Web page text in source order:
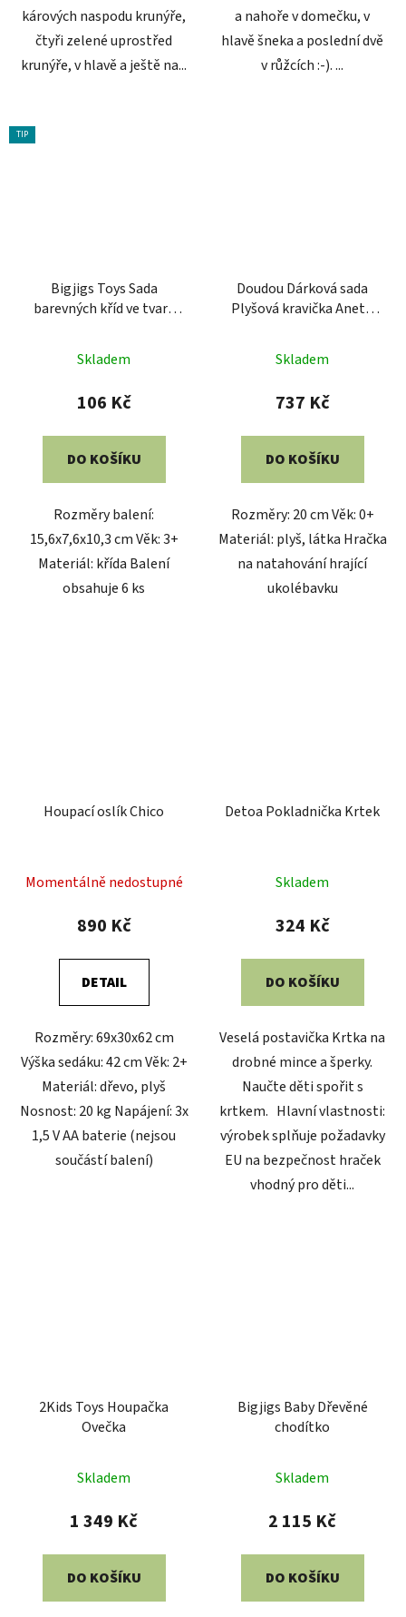
kárových naspodu krunýře,
čtyři zelené uprostřed
krunýře, v hlavě a ještě na...
a nahoře v domečku, v
hlavě šneka a poslední dvě
v růžcích :-). ...
TIP
Bigjigs Toys Sada
barevných kříd ve tvaru
Skladem
106 Kč
DO KOŠÍKU
Rozměry balení:
15,6x7,6x10,3 cm Věk: 3+
Materiál: křída Balení
obsahuje 6 ks
Doudou Dárková sada
Plyšová kravička Aneth
Skladem
737 Kč
DO KOŠÍKU
Rozměry: 20 cm Věk: 0+
Materiál: plyš, látka Hračka
na natahování hrající
ukolébavku
Houpací oslík Chico
Momentálně nedostupné
890 Kč
DETAIL
Rozměry: 69x30x62 cm
Výška sedáku: 42 cm Věk: 2+
Materiál: dřevo, plyš
Nosnost: 20 kg Napájení: 3x
1,5 V AA baterie (nejsou
součástí balení)
Detoa Pokladnička Krtek
Skladem
324 Kč
DO KOŠÍKU
Veselá postavička Krtka na
drobné mince a šperky.
Naučte děti spořit s
krtkem. Hlavní vlastnosti:
výrobek splňuje požadavky
EU na bezpečnost hraček
vhodný pro děti...
2Kids Toys Houpačka
Ovečka
hodnocení
produktu
5,0
z
Skladem
1 349 Kč
DO KOŠÍKU
Bigjigs Baby Dřevěné
chodítko
Skladem
2 115 Kč
DO KOŠÍKU